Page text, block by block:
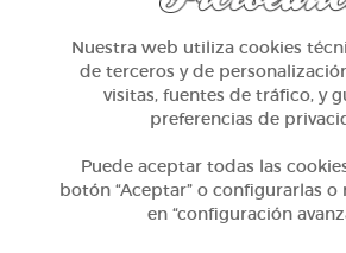
Nuestra web utiliza cookies
de terceros y de
visitas, fuentes de tráfico, y
preferencias de
Puede aceptar todas las
botón “Aceptar” o configurarlas o
en “configuración